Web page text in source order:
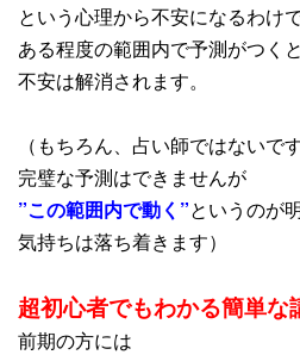
という心理から不安になるわけ
ある程度の範囲内で予測がつくと
不安は解消されます。
（もちろん、占い師ではないで
完璧な予測はできませんが
”この範囲内で動く”というのが
気持ちは落ち着きます）
超初心者でもわかる簡単な
前期の方には